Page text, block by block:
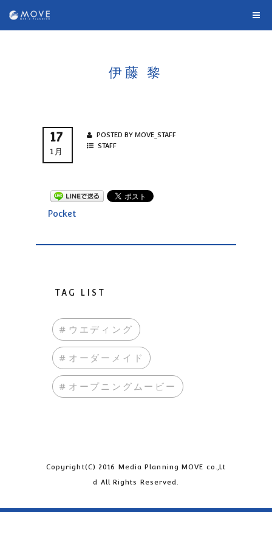
伊藤 黎
17
1月
POSTED BY MOVE_STAFF
STAFF
Pocket
TAG LIST
#ウエディング
#オーダーメイド
#オープニングムービー
Copyright(C) 2016 Media Planning MOVE co.,Lt
d All Rights Reserved.